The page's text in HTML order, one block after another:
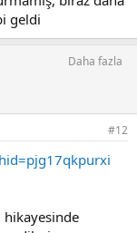
geldi
Daha fazla
#12
hikayesinde